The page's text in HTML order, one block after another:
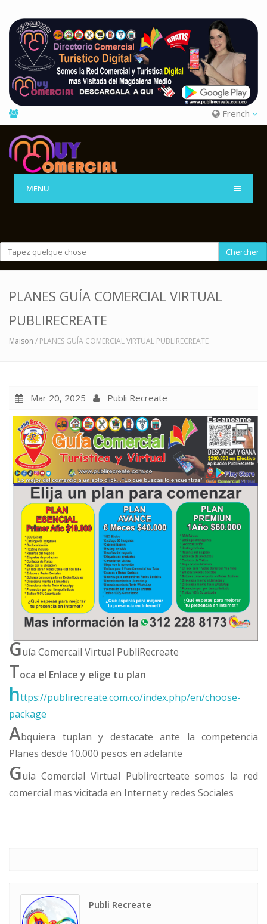
French
MENU
Chercher
PLANES GUÍA COMERCIAL VIRTUAL
PUBLIRECREATE
Maison / PLANES GUÍA COMERCIAL VIRTUAL PUBLIRECREATE
Mar 20, 2025 Publi Recreate
Guía Comercail Virtual PubliRecreate
Toca el Enlace y elige tu plan
https://publirecreate.com.co/index.php/en/choose-
package
Abquiera tuplan y destacate ante la competencia
Planes desde 10.000 pesos en adelante
Guia Comercial Virtual Publirecrteate somos la red
comercial mas vicitada en Internet y redes Sociales
Publi Recreate